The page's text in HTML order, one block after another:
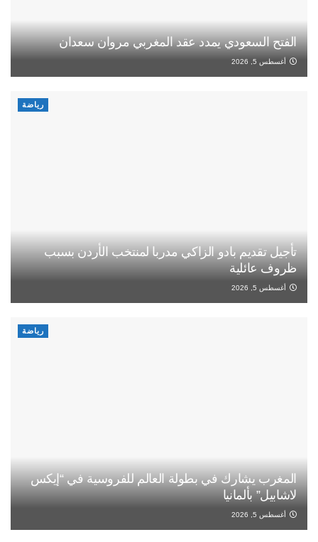
الفتح السعودي يمدد عقد المغربي مروان سعدان
أغسطس 5, 2026
رياضة
تأجيل تقديم بادو الزاكي مدربا لمنتخب الأردن بسبب
ظروف عائلية
أغسطس 5, 2026
رياضة
المغرب يشارك في بطولة العالم للفروسية في “إيكس
لاشابيل” بألمانيا
أغسطس 5, 2026